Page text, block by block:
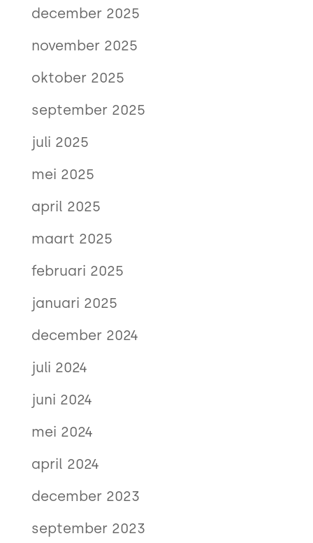
december 2025
november 2025
oktober 2025
september 2025
juli 2025
mei 2025
april 2025
maart 2025
februari 2025
januari 2025
december 2024
juli 2024
juni 2024
mei 2024
april 2024
december 2023
september 2023